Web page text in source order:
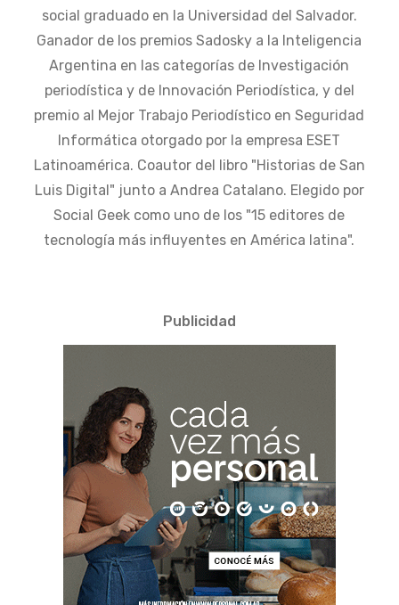
social graduado en la Universidad del Salvador.
Ganador de los premios Sadosky a la Inteligencia
Argentina en las categorías de Investigación
periodística y de Innovación Periodística, y del
premio al Mejor Trabajo Periodístico en Seguridad
Informática otorgado por la empresa ESET
Latinoamérica. Coautor del libro "Historias de San
Luis Digital" junto a Andrea Catalano. Elegido por
Social Geek como uno de los "15 editores de
tecnología más influyentes en América latina".
Publicidad